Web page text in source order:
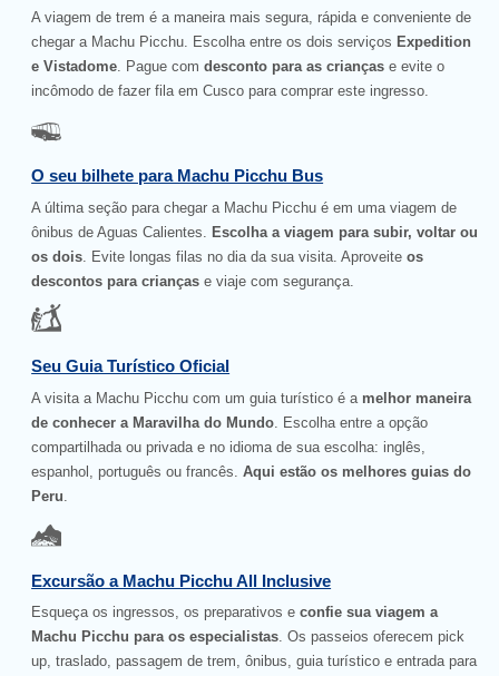
A viagem de trem é a maneira mais segura, rápida e conveniente de
chegar a Machu Picchu. Escolha entre os dois serviços Expedition
e Vistadome. Pague comdesconto para as crianças e evite o
incômodo de fazer fila em Cusco para comprar este ingresso.
O seu bilhete para Machu Picchu Bus
A última seção para chegar a Machu Picchu é em uma viagem de
ônibus de Aguas Calientes.
Escolha a viagem para subir, voltar ou
os dois . Evite longas filas no dia da sua visita. Aproveiteos
descontos para crianças e viaje com segurança.
Seu Guia Turístico Oficial
A visita a Machu Picchu com um guia turístico é a melhor maneira
de conhecer a Maravilha do Mundo . Escolha entre a opção
compartilhada ou privada e no idioma de sua escolha: inglês,
espanhol, português ou francês. Aqui estão os melhores guias do
Peru
Excursão a Machu Picchu All Inclusive
Esqueça os ingressos, os preparativos e confie sua viagem a
Machu Picchu para os especialistas. Os passeios oferecem pick
up, traslado, passagem de trem, ônibus, guia turístico e entrada para